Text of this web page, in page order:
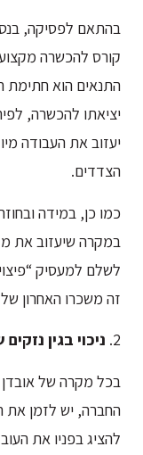
בהתאם לפסיקה,
קורס להכשרה
התנאים הוא חתימת
יציאתו להכשרה,
יעזוב את העבודה
הצדדים.
כמו כן, במידה
במקרה שיעזוב את
לשלם למעסיק
זה משכרו האחרון
2. ניכוי בגין
בכל מקרה של אובדן
החברה, יש לזמן את
להציג בפניו את